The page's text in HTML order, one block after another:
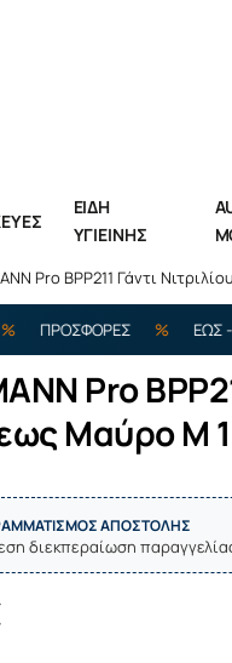
Διανομή
ΕΙΔΗ
ΥΓΙΕΙΝΗΣ
Pro BPP211 Γάντι
ΠΡΟΣΦΟΡΕΣ % ΕΩΣ -70%
Pro
Μαύρο M
ΑΠΟΣΤΟΛΗΣ
διεκπεραίωση